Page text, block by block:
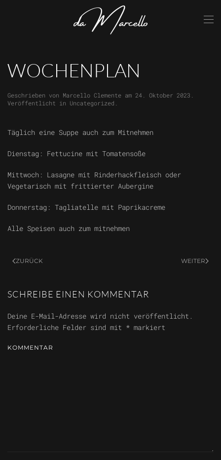
Skip to main content
WOCHENPLAN
Geschrieben von Marcello Clemente am 24. Oktober 2023
Veröffentlicht in Uncategorized
Täglich eine Suppe auch zum Mitnehmen
Dienstag: Fettucine mit Tomatensoße
Mittwoch: Lasagne mit Rinderhackfleisch oder
Vegetarisch mit frittierter Aubergine
Donnerstag: Tagliatelle mit Paprikacreme
Alle Speisen auch zum mitnehmen
ZURÜCK WEITER
SCHREIBE EINEN KOMMENTAR
Deine E-Mail-Adresse wird nicht veröffentlicht.
Erforderliche Felder sind mit * markiert
KOMMENTAR